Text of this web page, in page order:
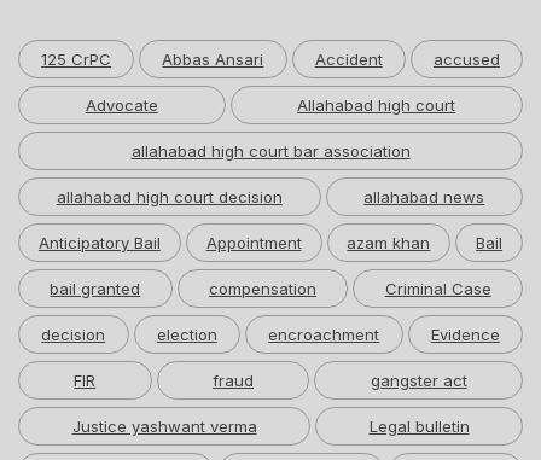
125 CrPC Abbas Ansari Accident accused
Advocate Allahabad high court
allahabad high court bar association
allahabad high court decision allahabad news
Anticipatory Bail Appointment azam khan Bail
bail granted compensation Criminal Case
decision election encroachment Evidence
FIR fraud gangster act
Justice yashwant verma Legal bulletin